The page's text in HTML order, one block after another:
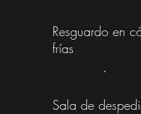
Resguardo en
frías
Sala de